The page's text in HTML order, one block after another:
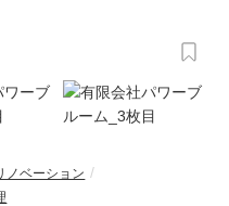
ノベーション